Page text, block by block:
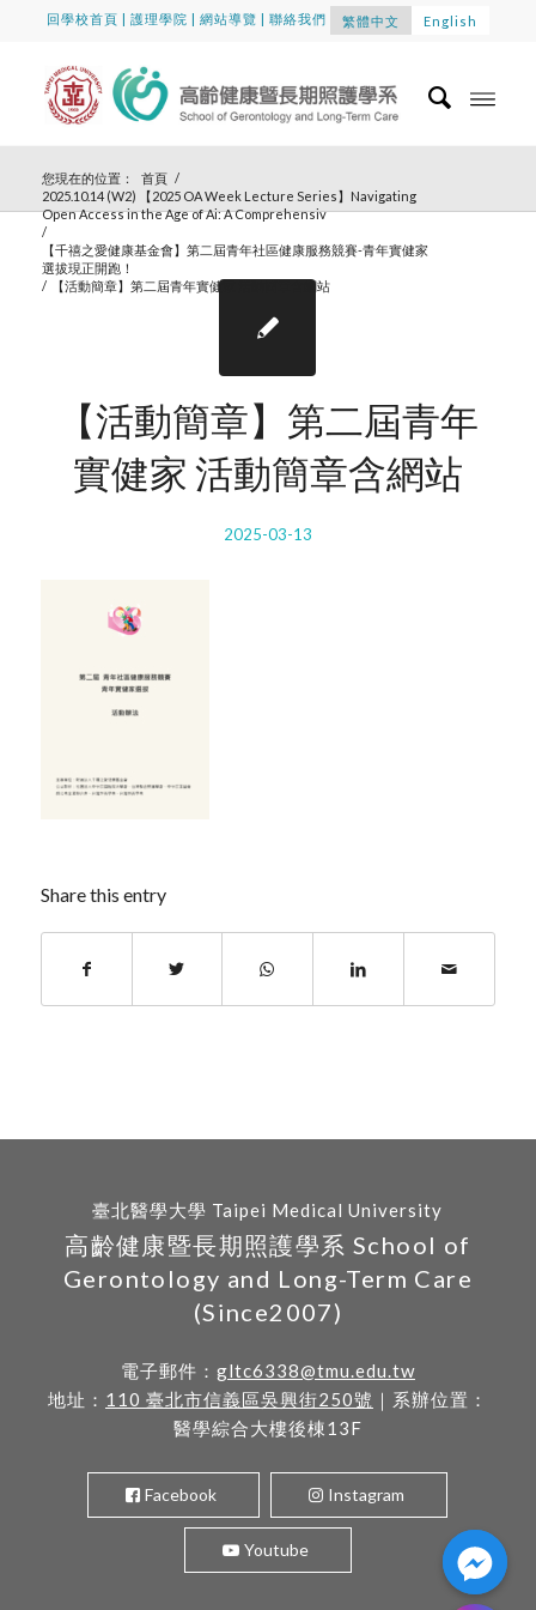
回學校首頁 |護理學院 |網站導覽 | 聯絡我們 繁體中文 English
您現在的位置： 首頁 /
2025.10.14 (W2) 【2025 OA Week Lecture Series】Navigating
Open Access in the Age of Ai: A Comprehensiv
/
【千禧之愛健康基金會】第二屆青年社區健康服務競賽-青年實健家
選拔現正開跑！
/
【活動簡章】第二屆青年實健家 活動簡章含網站
【活動簡章】第二屆青年
實健家 活動簡章含網站
2025-03-13
Share this entry
臺北醫學大學 Taipei Medical University
高齡健康暨長期照護學系 School of
Gerontology and Long-Term Care
(Since2007)
電子郵件： gltc6338@tmu.edu.tw
地址： 110 臺北市信義區吳興街250號 ｜系辦位置：
醫學綜合大樓後棟13F
Facebook Instagram
Youtube